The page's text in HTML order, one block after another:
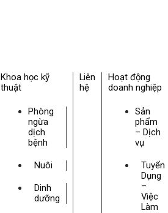
Khoa học kỹ
thuật
Phòng
ngừa
dịch
bệnh
Nuôi
Dinh
dưỡng
Liên
hệ
Hoạt động
doanh nghiệp
Sản
phẩm
– Dịch
vụ
Tuyển
Dụng
–
Việc
Làm